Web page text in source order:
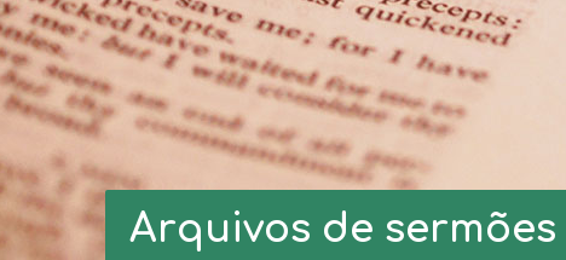
Arquivos de sermões